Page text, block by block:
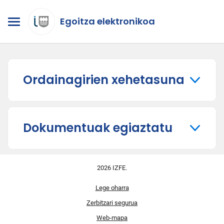
Egoitza elektronikoa
Ordainagirien xehetasuna
Dokumentuak egiaztatu
2026 IZFE.
Lege oharra
Zerbitzari segurua
Web-mapa